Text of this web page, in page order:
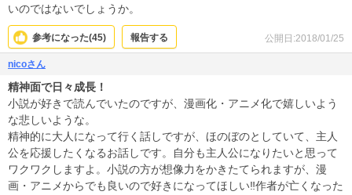
いのではないでしょうか。
公開日:2018/01/25
参考になった(45) 報告する
nicoさん
精神面で日々成長！
小説が好きで読んでいたのですが、漫画化・アニメ化で嬉しいよう
な悲しいような。
精神的に大人になって行く話しですが、ほのぼのとしていて、主人
公を応援したくなるお話しです。自分も主人公になりたいと思って
ワクワクしますよ。小説の方が想像力をかきたてられますが、漫
画・アニメからでも良いので好きになってほしい‼作者が亡くなった